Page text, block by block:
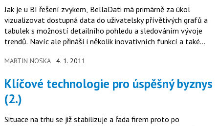
Jak je u BI řešení zvykem, BellaDati má primárně za úkol
vizualizovat dostupná data do uživatelsky přívětivých grafů a
tabulek s možností detailního pohledu a sledováním vývoje
trendů. Navíc ale přináší i několik inovativních funkcí a také…
MARTIN NOSKA 4. 1. 2011
Klíčové technologie pro úspěšný byznys
(2.)
Situace na trhu se již stabilizuje a řada firem proto po